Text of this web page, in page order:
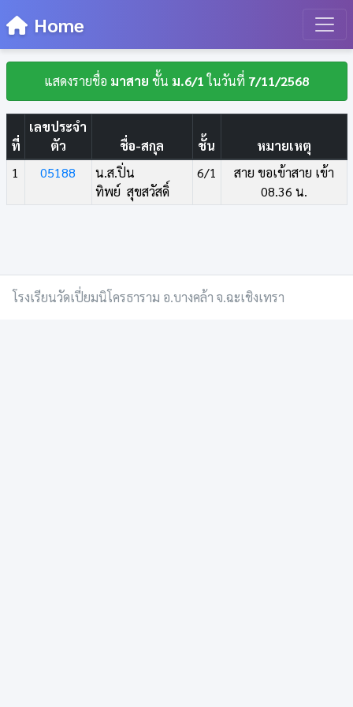
Home
แสดงรายชื่อ มาสาย ชั้น ม.6/1ในวันที่ 7/11/2568
ที่
เลขประจำ
ตัว
ชื่อ-สกุล ชั้น
หมายเหตุ
1
05188
น.ส.ปิ่น
ทิพย์ สุขสวัสดิ์
6/1
สาย ขอเข้าสาย เข้า
08.36 น.
โรงเรียนวัดเปี่ยมนิโครธาราม อ.บางคล้า จ.ฉะเชิงเทรา